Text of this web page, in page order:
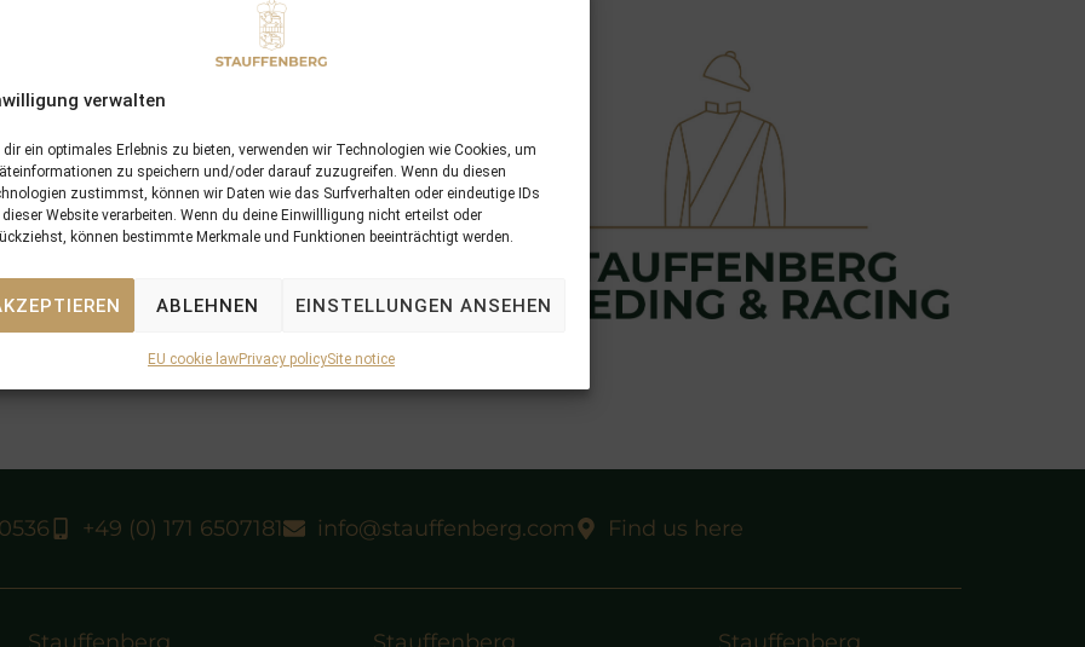
verwalten
dir ein optimales Erlebnis zu bieten, verwenden wir Technologien wie Cookies, um
zu speichern und/oder darauf zuzugreifen. Wenn du diesen
zustimmst, können wir Daten wie das Surfverhalten oder eindeutige IDs
Website verarbeiten. Wenn du deine Einwillligung nicht erteilst oder
können bestimmte Merkmale und Funktionen beeinträchtigt werden.
ABLEHNEN EINSTELLUNGEN ANSEHEN
EU cookie lawPrivacy policySite notice
+49 (0) 171 6507181 info@stauffenberg.com Find us here